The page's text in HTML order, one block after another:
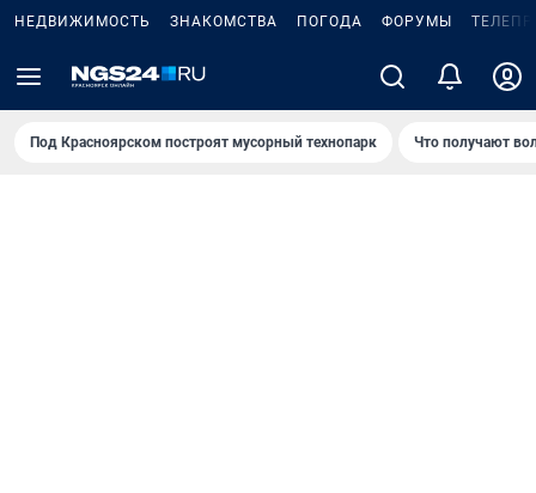
НЕДВИЖИМОСТЬ ЗНАКОМСТВА ПОГОДА ФОРУМЫ
Под Крaсноярском построят мусорный технопарк Что получают